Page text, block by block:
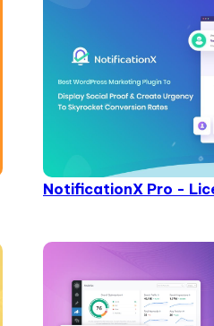
NotificationX Pro -